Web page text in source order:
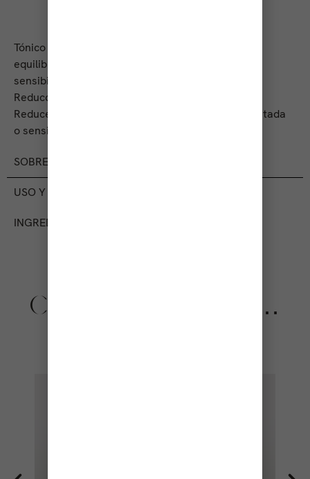
Tónico creado por Voas Tech que mantiene el
equilibrio en pieles alteradas, secas, grasas y/o
sensibilizadas.
Reducción visible del tamaño del poro.
Reduce el calor y el escozor de la piel atópica, irritada
o sensible. Vegano.
SOBRE EL PRODUCTO
USO Y BENEFICIOS
INGREDIENTES
COMPLETA TU RUTINA…